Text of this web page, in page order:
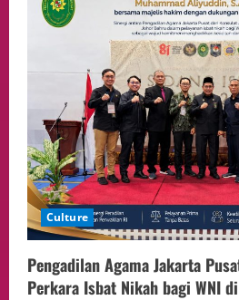
4
Hakim pada
Sorotan
05/08/2026
5
Politik
Presiden
Sepakat
ASEAN Melalui
Kedua Negara.
04/08/2026
Culture
Pengadilan Agama Jakarta
Perkara Isbat Nikah bagi WNI